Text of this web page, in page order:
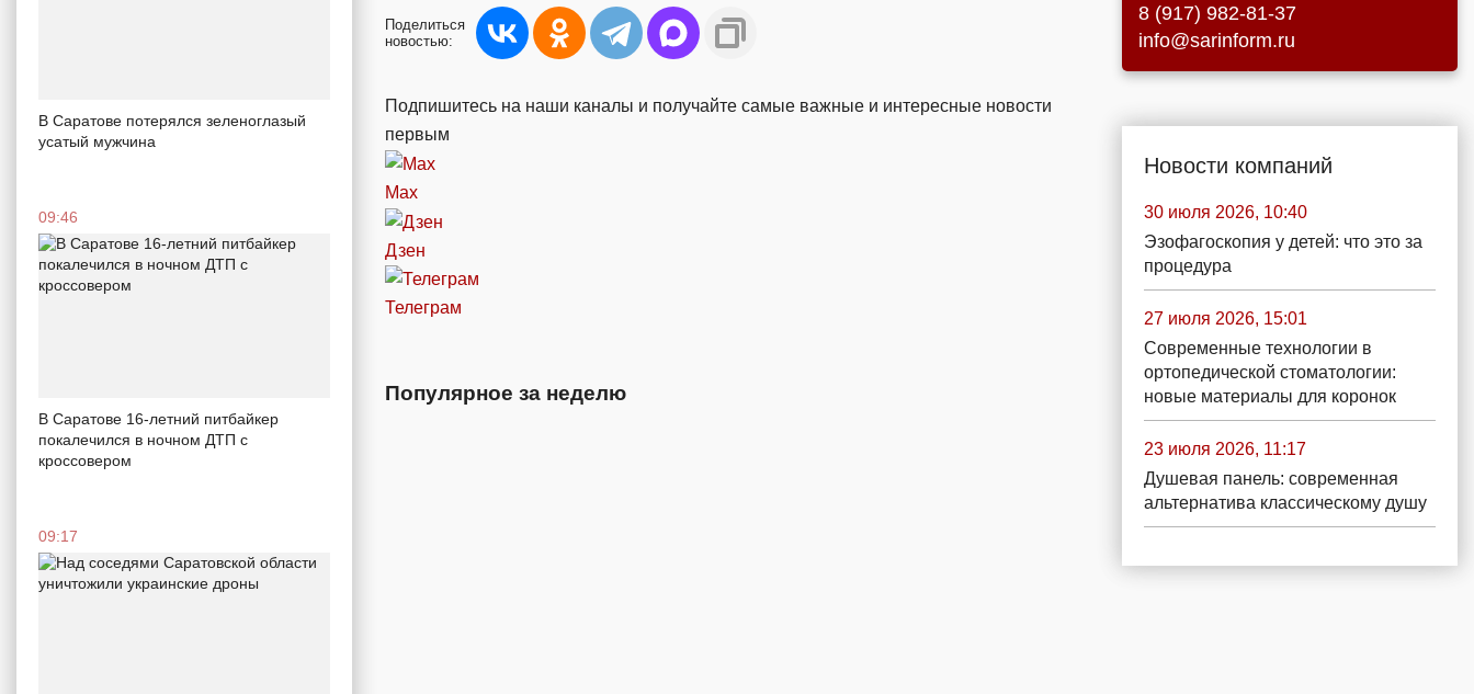
В Саратове потерялся зеленоглазый
усатый мужчина
09:46
В Саратове 16-летний питбайкер
покалечился в ночном ДТП с
кроссовером
09:17
Поделиться
новостью:
Подпишитесь на наши каналы и получайте самые важные и интересные новости
первым
Max
Дзен
Телеграм
Популярное за неделю
8 (917) 982-81-37
info@sarinform.ru
Новости компаний
30 июля 2026, 10:40
Эзофагоскопия у детей: что это за
процедура
27 июля 2026, 15:01
Современные технологии в
ортопедической стоматологии:
новые материалы для коронок
23 июля 2026, 11:17
Душевая панель: современная
альтернатива классическому душу